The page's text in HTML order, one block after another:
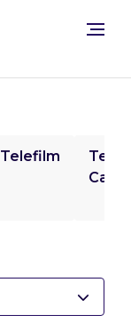
Telefilm